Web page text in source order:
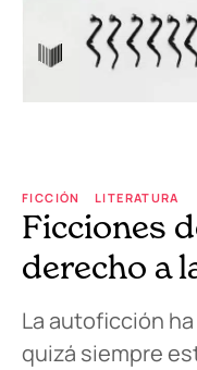
FICCIÓN LITERATURA
Ficciones
derecho a
La autoficción
quizá siempre